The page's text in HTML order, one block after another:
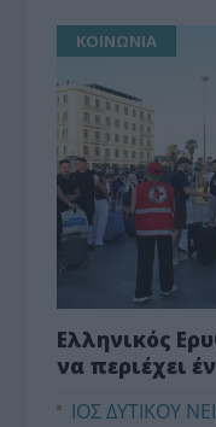
ΚΟΙΝΩΝΙΑ
Ελληνικός
να περιέχει
ΙΟΣ ΔΥΤΙΚΟΥ